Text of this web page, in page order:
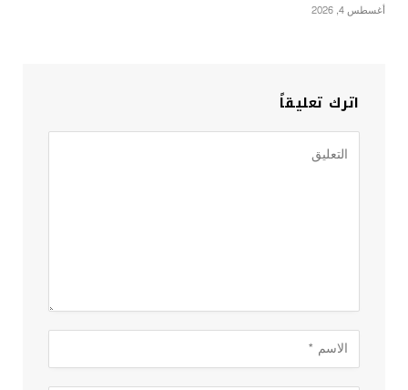
أغسطس 4, 2026
اترك تعليقاً